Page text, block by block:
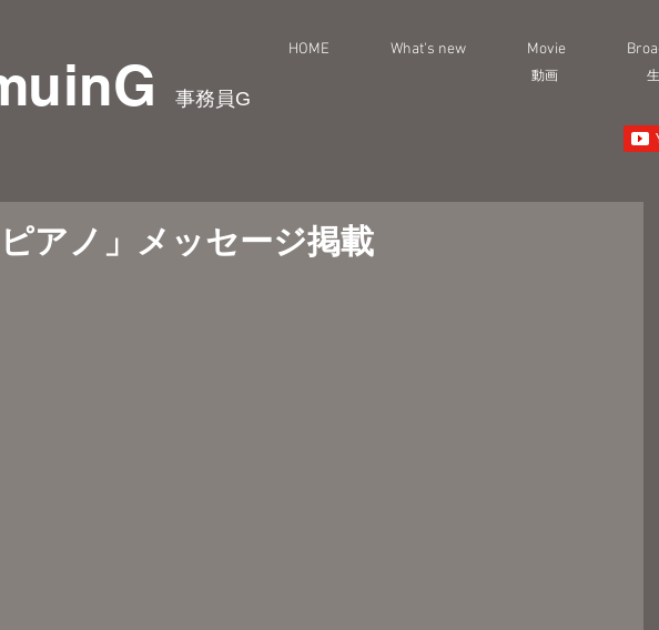
事務員G
HOME What's new Movie
動画
ピアノ」メッセージ掲載